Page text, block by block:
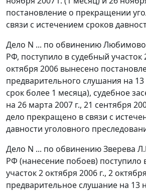
постановление о прекращении
связи с истечением сроков
Дело N ... по обвинению
РФ, поступило в судебный участок
октября 2006 вынесено
предварительного слушания на 13
срок более 1 месяца), судебное
на 26 марта 2007 г., 21 сентября
дело прекращено в связи с
давности уголовного
Дело N ... по обвинению Зверева
РФ (нанесение побоев) поступило
участок 2 октября 2006 г., 2
предварительное слушание на 13